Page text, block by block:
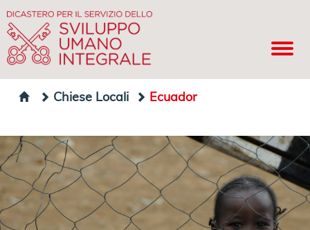
Chiese Locali Ecuador